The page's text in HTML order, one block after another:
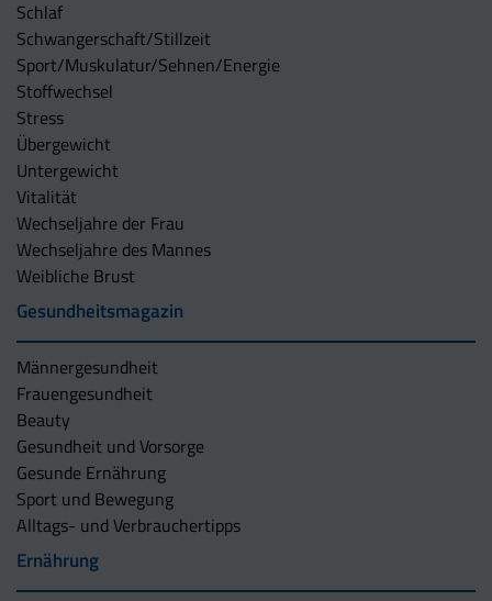
Schlaf
Schwangerschaft/Stillzeit
Sport/Muskulatur/Sehnen/Energie
Stoffwechsel
Stress
Übergewicht
Untergewicht
Vitalität
Wechseljahre der Frau
Wechseljahre des Mannes
Weibliche Brust
Gesundheitsmagazin
Männergesundheit
Frauengesundheit
Beauty
Gesundheit und Vorsorge
Gesunde Ernährung
Sport und Bewegung
Alltags- und Verbrauchertipps
Ernährung